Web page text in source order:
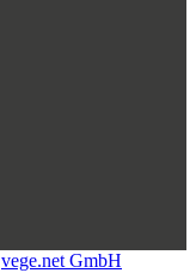
vege.net GmbH